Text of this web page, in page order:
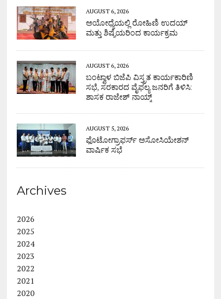
AUGUST 6, 2026
ಅಯೋಧ್ಯೆಯಲ್ಲಿ ರೋಹಿಣಿ ಉದಯ್
ಮತ್ತು ಶಿಷ್ಯೆಯರಿಂದ ಕಾರ್ಯಕ್ರಮ
AUGUST 6, 2026
ಬಂಟ್ವಾಳ ಬಿಜೆಪಿ ವಿಸ್ತ್ರತ ಕಾರ್ಯಕಾರಿಣಿ
ಸಭೆ, ಸರಕಾರದ ವೈಫಲ್ಯ ಜನರಿಗೆ ತಿಳಿಸಿ:
ಶಾಸಕ ರಾಜೇಶ್ ನಾಯ್ಕ್
AUGUST 5, 2026
ಫೊಟೋಗ್ರಾಫರ್ಸ್ ಅಸೋಸಿಯೇಶನ್
ವಾರ್ಷಿಕ ಸಭೆ
Archives
2026
2025
2024
2023
2022
2021
2020